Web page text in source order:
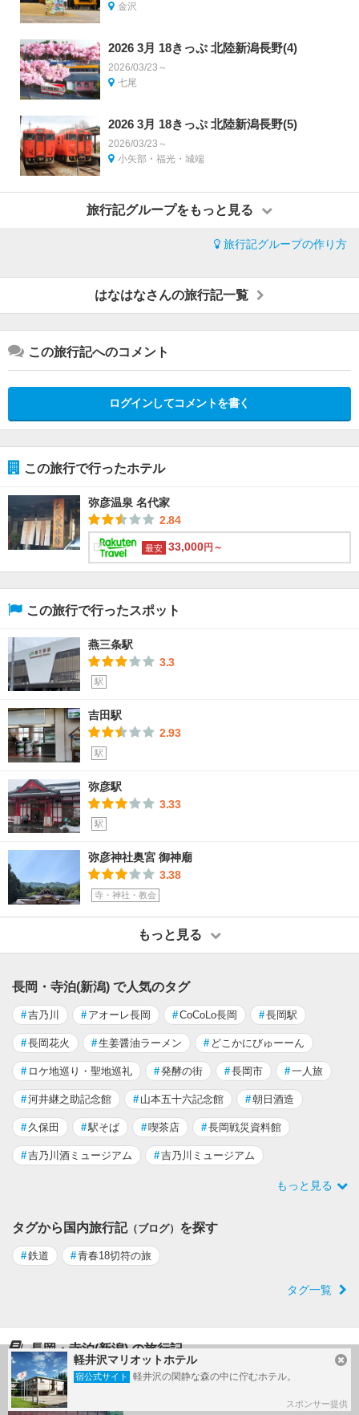
金沢
2026 3月 18きっぷ 北陸新潟長野(4)
2026/03/23～
七尾
2026 3月 18きっぷ 北陸新潟長野(5)
2026/03/23～
小矢部・福光・城端
旅行記グループをもっと見る
旅行記グループの作り方
はなはなさんの旅行記一覧
この旅行記へのコメント
ログインしてコメントを書く
この旅行で行ったホテル
弥彦温泉 名代家
2.84
最安 33,000円～
この旅行で行ったスポット
燕三条駅
3.3
駅
吉田駅
2.93
駅
弥彦駅
3.33
駅
弥彦神社奥宮 御神廟
3.38
寺・神社・教会
もっと見る
長岡・寺泊(新潟) で人気のタグ
#吉乃川 # アオーレ長岡 #CoCoLo長岡 #長岡駅
#長岡花火 #生姜醤油ラーメン # どこかにびゅーーん
# ロケ地巡り・聖地巡礼 #発酵の街 #長岡市 #一人旅
#河井継之助記念館 # 山本五十六記念館 #朝日酒造
# 久保田 #駅そば #喫茶店 #長岡戦災資料館
#吉乃川酒ミュージアム #吉乃川ミュージアム
もっと見る
タグから国内旅行記（ブログ） を探す
#鉄道 #青春18切符の旅
タグ一覧
長岡・寺泊(新潟) の旅行記
長岡市の実家に帰省 2026.4.15～16
軽井沢マリオットホテル
宿公式サイト 軽井沢の閑静な森の中に佇むホテル。
スポンサー提供